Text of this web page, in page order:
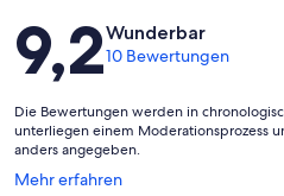
Bewertungen
9,2Wunderbar
10 Bewertungen
Die Bewertungen werden in
unterliegen einem Moderationsprozess
anders angegeben.
Mehr erfahren
Wird